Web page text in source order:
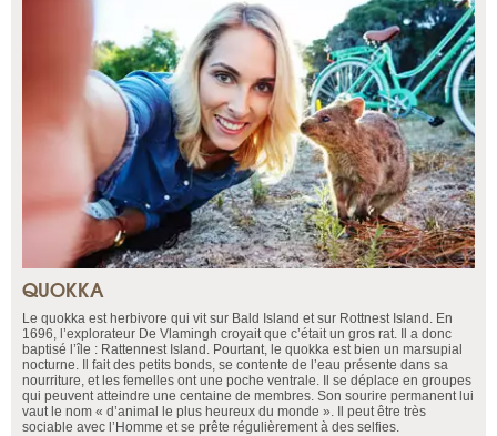
QUOKKA
Le quokka est herbivore qui vit sur Bald Island et sur Rottnest Island. En
1696, l’explorateur De Vlamingh croyait que c’était un gros rat. Il a donc
baptisé l’île : Rattennest Island. Pourtant, le quokka est bien un marsupial
nocturne. Il fait des petits bonds, se contente de l’eau présente dans sa
nourriture, et les femelles ont une poche ventrale. Il se déplace en groupes
qui peuvent atteindre une centaine de membres. Son sourire permanent lui
vaut le nom « d’animal le plus heureux du monde ». Il peut être très
sociable avec l’Homme et se prête régulièrement à des selfies.